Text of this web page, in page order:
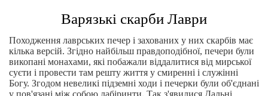
Варязькі скарби Лаври
Походження лаврських печер і захованих у них скарбів має
кілька версій. Згідно найбільш правдоподібної, печери були
викопані монахами, які побажали віддалитися від мирської
суєти і провести там решту життя у смиренні і служінні
Богу. Згодом невеликі підземні ходи і печерки були об'єднані
у пов'язані між собою лабіринти. Так з'явилися Дальні